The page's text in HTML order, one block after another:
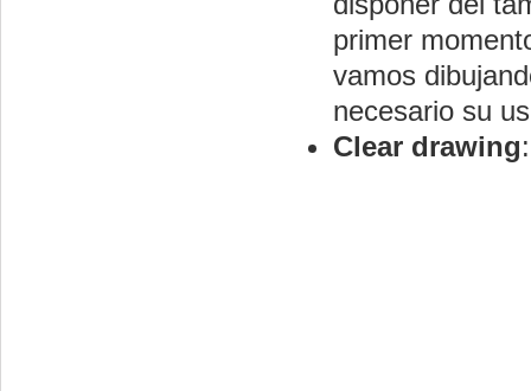
primer
vamos
necesario su
Clear drawing